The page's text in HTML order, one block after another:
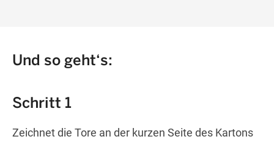
Und so geht‘s:
Schritt 1
Zeichnet die Tore an der kurzen Seite des Kartons